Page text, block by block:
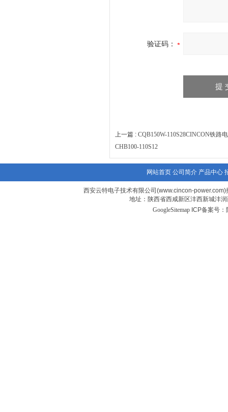
验证码：
上一篇 : CQB150W-110S28CINCON铁路
CHB100-110S12
网站首页 公司简介 产品中心
西安云特电子技术有限公司(www.cincon-
地址：陕西省西咸新区沣西新城沣
GoogleSitemap ICP备案号：